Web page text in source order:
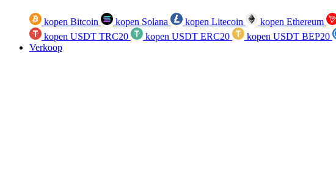
kopen Bitcoin kopen Solana kopen Litecoin kopen Ethereum
kopen USDT TRC20
kopen USDT ERC20 kopen USDT BEP20
Verkoop